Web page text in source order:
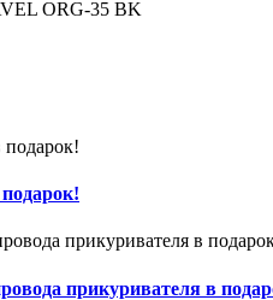
прикуривателя в